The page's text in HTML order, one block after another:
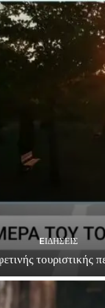
EΙΔΗΣΕΙΣ
τουριστικής